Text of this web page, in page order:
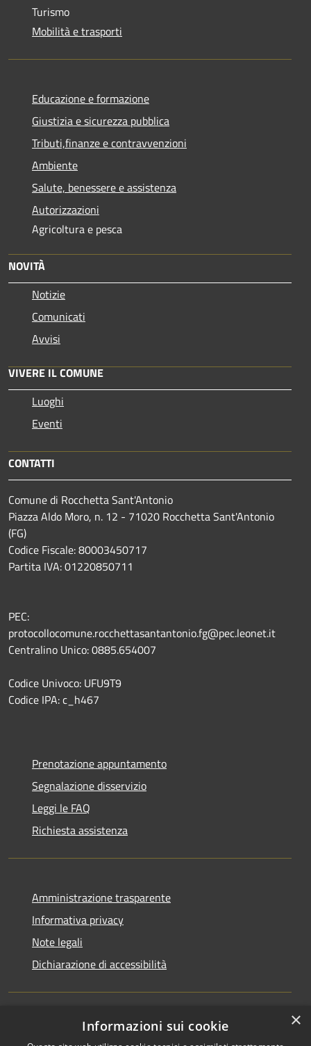
Turismo
Mobilità e trasporti
Educazione e formazione
Giustizia e sicurezza pubblica
Tributi,finanze e contravvenzioni
Ambiente
Salute, benessere e assistenza
Autorizzazioni
Agricoltura e pesca
NOVITÀ
Notizie
Comunicati
Avvisi
VIVERE IL COMUNE
Luoghi
Eventi
CONTATTI
Comune di Rocchetta Sant'Antonio
Piazza Aldo Moro, n. 12 - 71020 Rocchetta Sant'Antonio
(FG)
Codice Fiscale: 80003450717
Partita IVA: 01220850711
PEC:
protocollocomune.rocchettasantantonio.fg@pec.leonet.it
Centralino Unico: 0885.654007
Codice Univoco: UFU9T9
Codice IPA: c_h467
Prenotazione appuntamento
Segnalazione disservizio
Leggi le FAQ
Richiesta assistenza
Amministrazione trasparente
Informativa privacy
Note legali
Dichiarazione di accessibilità
Copyright © 2026 • Comune di
×
Informazioni sui cookie